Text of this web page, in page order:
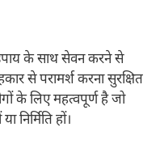
के साथ सेवन करने से
से परामर्श करना सुरक्षित
के लिए महत्वपूर्ण है जो
निर्मिति हों।